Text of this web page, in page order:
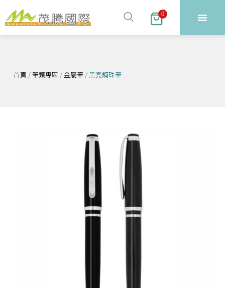
跳
至
主
容
0
首頁 /筆類專區 /金屬筆 / 黑亮鋼珠筆